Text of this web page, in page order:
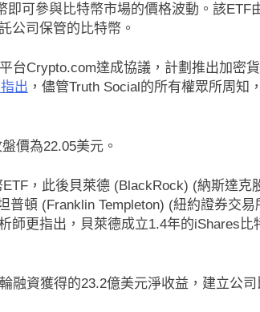
可參與比特幣市場的價格波動。該ETF
公司保管的比特幣。
台Crypto.com達成協議，計劃推出加密
出 ，儘管Truth Social的所有權眾所周知
價為22.05美元。
，此後貝萊德 (BlackRock) (納斯達克
普頓 (Franklin Templeton) (紐約證券交
師更指出，貝萊德成立1.4年的iShares比
融資獲得的23.2億美元淨收益，建立公司
最新資訊
關鍵阻力帶！50日SMA及
即市消息
Warren